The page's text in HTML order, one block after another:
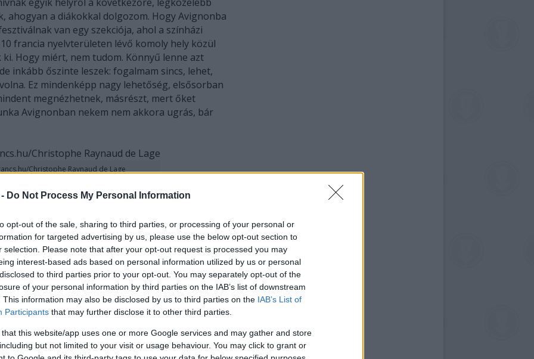
Do Not Process My Personal Information
opt-out of the sale, sharing to third parties, or processing of your personal or
for targeted advertising by us, please use the below opt-out section to
selection. Please note that after your opt-out request is processed you may
interest-based ads based on personal information utilized by us or personal
to third parties prior to your opt-out. You may separately opt-out of the
of your personal information by third parties on the IAB’s list of downstream
This information may also be disclosed by us to third parties on the IAB’s List of
Participants that may further disclose it to other third parties.
that this website/app uses one or more Google services and may gather and store
but not limited to your visit or usage behaviour. You may click to grant or
ahogyan a diákokkal dolgozom. Hogy Avignonba
van egy szekciója, ahol a színházi
francia nyelvterületen lévő komoly hely közül
Hogy miért, nem tudom. Könnyű lenne azt
inkább őszinte leszek: fogalmam sincs, lehet,
Ez mindenképp nagy lehetőség, elsősorban
megnézhetnek, másrészt, mert őket
Avignonban nekem nem akkora ugrás, bár
Christophe Raynaud de Lage
diákokkal dolgozni?
hogy velem közel egyidős emberekkel
Tizenvalahány évvel később már nem az
előadást rendezni, hanem az, hogy
jut tényleg előrébb a diák; mi az, amit be tud
kell, hogy azt gondolja, amit én, hanem hogy a
egy új eszközt tudjon használni. Fontos, hogy
a három hónapos próbaidőszak egy
legyen. Régen azt akartam, hogy nagyon
rosszban, közösen járjunk kocsmába. Ma ez